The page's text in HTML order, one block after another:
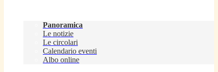
Panoramica
Le notizie
Le circolari
Calendario eventi
Albo online